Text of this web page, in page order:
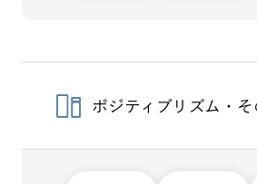
ポジティブリズム・